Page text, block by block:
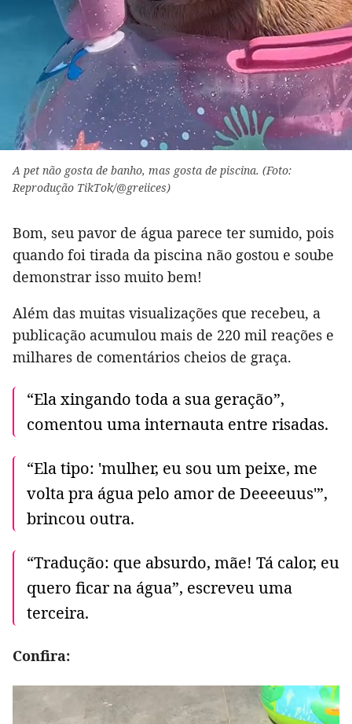
A pet não gosta de banho, mas gosta de piscina. (Foto:
Reprodução TikTok/@greiices)
Bom, seu pavor de água parece ter sumido, pois
quando foi tirada da piscina não gostou e soube
demonstrar isso muito bem!
Além das muitas visualizações que recebeu, a
publicação acumulou mais de 220 mil reações e
milhares de comentários cheios de graça.
“Ela xingando toda a sua geração”,
comentou uma internauta entre risadas.
“Ela tipo: 'mulher, eu sou um peixe, me
volta pra água pelo amor de Deeeeuus'”,
brincou outra.
“Tradução: que absurdo, mãe! Tá calor, eu
quero ficar na água”, escreveu uma
terceira.
Confira: